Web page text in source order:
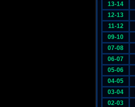
13-14
12-13
11-12
09-10
07-08
06-07
05-06
04-05
03-04
02-03